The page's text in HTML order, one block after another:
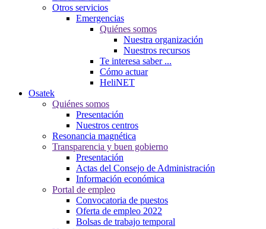
Otros servicios
Emergencias
Quiénes somos
Nuestra organización
Nuestros recursos
Te interesa saber ...
Cómo actuar
HeliNET
Osatek
Quiénes somos
Presentación
Nuestros centros
Resonancia magnética
Transparencia y buen gobierno
Presentación
Actas del Consejo de Administración
Información económica
Portal de empleo
Convocatoria de puestos
Oferta de empleo 2022
Bolsas de trabajo temporal